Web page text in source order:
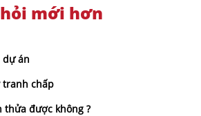
mới hơn
dự án
tranh chấp
thửa được không ?